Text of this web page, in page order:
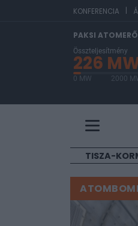
KONFERENCIA |
PAKSI
Összteljesítmény
226
0 MW 2000
TISZA-